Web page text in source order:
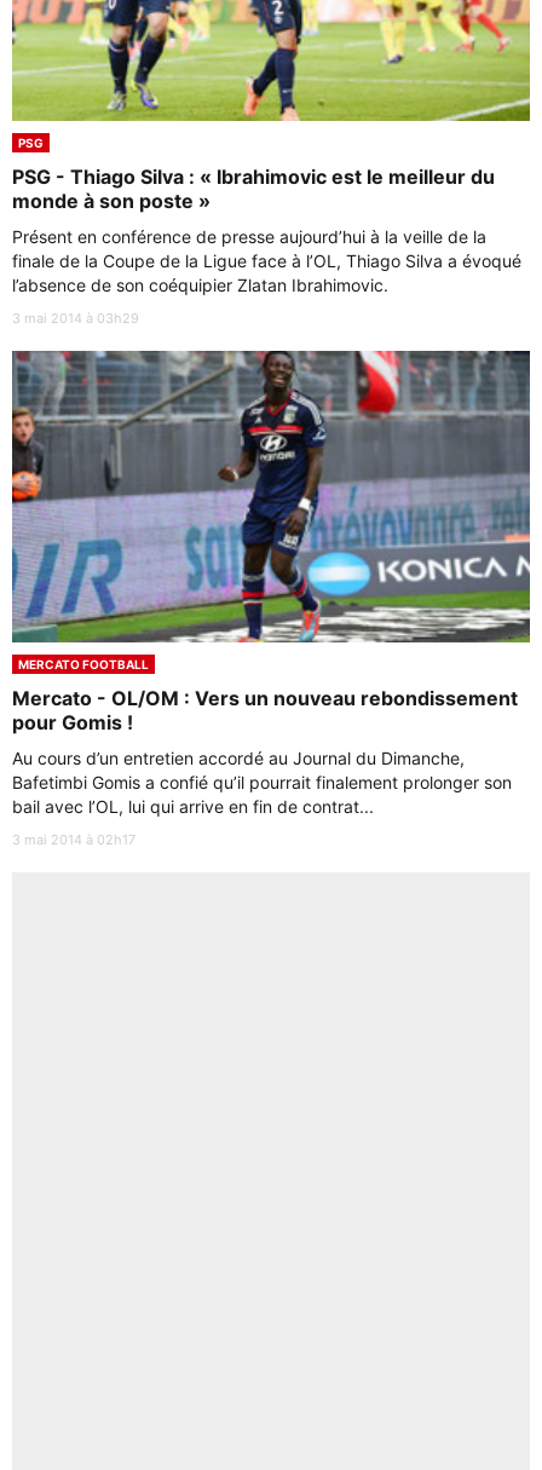
PSG
PSG - Thiago Silva : « Ibrahimovic est le meilleur du
monde à son poste »
Présent en conférence de presse aujourd’hui à la veille de la
finale de la Coupe de la Ligue face à l’OL, Thiago Silva a évoqué
l’absence de son coéquipier Zlatan Ibrahimovic.
3 mai 2014 à 03h29
MERCATO FOOTBALL
Mercato - OL/OM : Vers un nouveau rebondissement
pour Gomis !
Au cours d’un entretien accordé au Journal du Dimanche,
Bafetimbi Gomis a confié qu’il pourrait finalement prolonger son
bail avec l’OL, lui qui arrive en fin de contrat...
3 mai 2014 à 02h17